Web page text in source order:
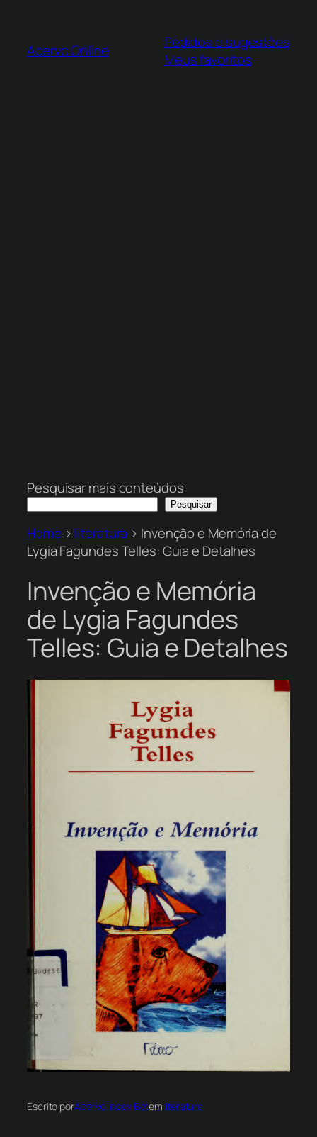
Acervo Online
Pedidos e sugestões
Meus favoritos
Pesquisar mais conteúdos
Pesquisar
Home > literatura > Invenção e Memória de
Lygia Fagundes Telles: Guia e Detalhes
Invenção e Memória
de Lygia Fagundes
Telles: Guia e Detalhes
Escrito porAcervo Index Botemliteratura